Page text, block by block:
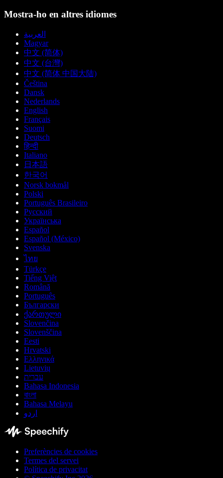
Mostra-ho en altres idiomes
العربية
Magyar
中文 (简体)
中文 (台灣)
中文 (简体 中国大陆)
Čeština
Dansk
Nederlands
English
Français
Suomi
Deutsch
हिन्दी
Italiano
日本語
한국어
Norsk bokmål
Polski
Português Brasileiro
Русский
Українська
Español
Español (México)
Svenska
ไทย
Türkçe
Tiếng Việt
Română
Português
Български
ქართული
Slovenčina
Slovenščina
Eesti
Hrvatski
Ελληνικά
Lietuvių
עברית
Bahasa Indonesia
বাংলা
Bahasa Melayu
اردو
Preferències de cookies
Termes del servei
Política de privacitat